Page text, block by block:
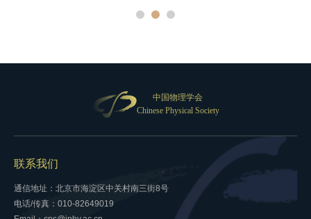
中国物理学会
Chinese Physical Society
联系我们
通信地址：北京市海淀区中关村南三街8号
电话/传真：010-82649019